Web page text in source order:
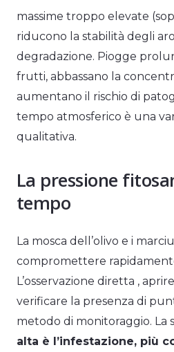
massime troppo elevate
riducono la stabilità degli
degradazione. Piogge
frutti, abbassano la
aumentano il rischio di
tempo atmosferico è una
qualitativa.
La pressione
tempo
La mosca dell’olivo e i
compromettere
L’osservazione diretta ,
verificare la presenza di
metodo di monitoraggio. La
alta è l’infestazione, più